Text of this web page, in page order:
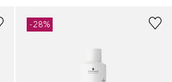
-28%